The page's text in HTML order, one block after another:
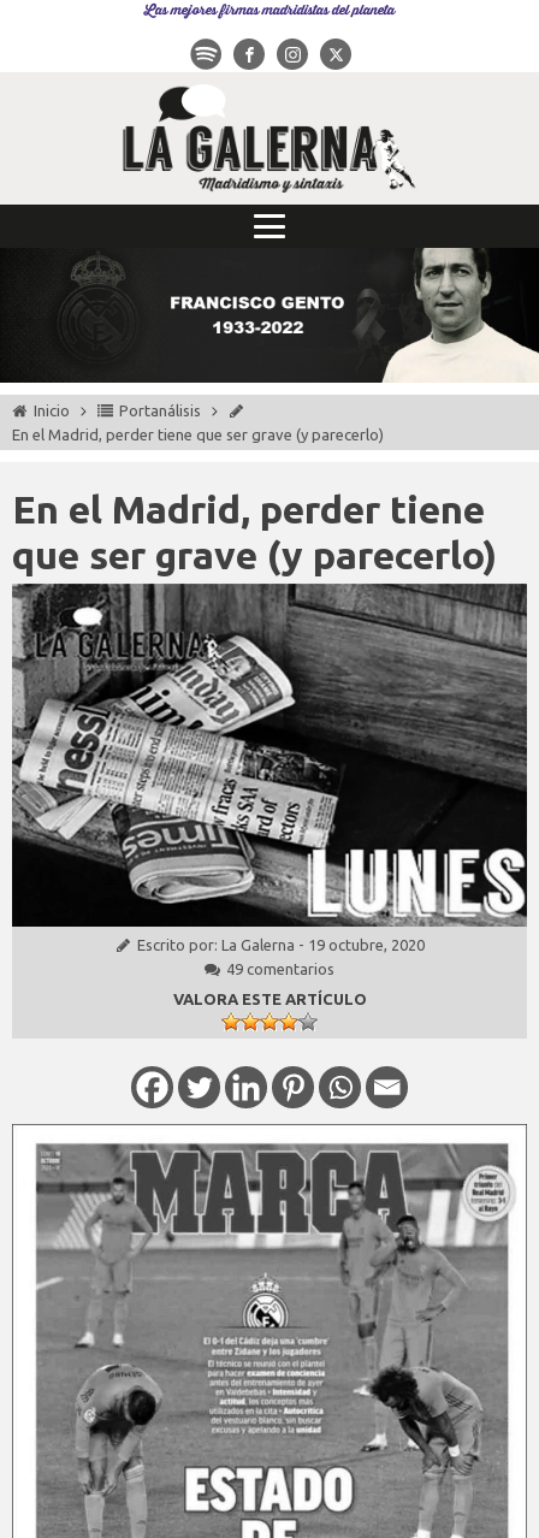
Las mejores firmas madridistas del planeta
Inicio
Portanálisis
En el Madrid, perder tiene que ser grave (y parecerlo)
En el Madrid, perder tiene
que ser grave (y parecerlo)
Escrito por: La Galerna - 19 octubre, 2020
49 comentarios
VALORA ESTE ARTÍCULO